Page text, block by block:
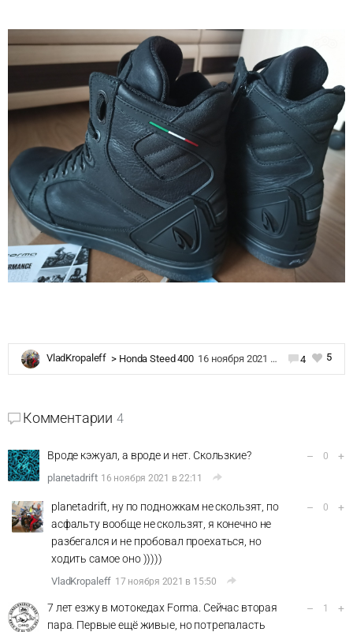
VladKropaleff > Honda Steed 400 16 ноября 2021 в 14:17 4 5
Комментарии 4
Вроде кэжуал, а вроде и нет. Скользкие?
planetadrift 16 ноября 2021 в 22:11
– 0 +
planetadrift, ну по подножкам не скользят, по
асфальту вообще не скользят, я конечно не
разбегался и не пробовал проехаться, но
ходить самое оно )))))
VladKropaleff 17 ноября 2021 в 15:50
– 0 +
7 лет езжу в мотокедах Forma. Сейчас вторая
пара. Первые ещё живые, но потрепаласть
– 1 +